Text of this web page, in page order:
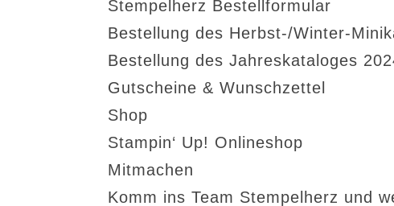
Stempelherz Bestellformular
Bestellung des Herbst-/Winter-
Bestellung des Jahreskataloges
Gutscheine & Wunschzettel
Shop
Stampin‘ Up! Onlineshop
Mitmachen
Komm ins Team Stempelherz und